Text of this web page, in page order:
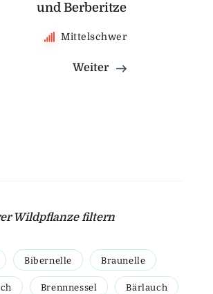
und Berberitze
Mittelschwer
Weiter
Wildpflanze filtern
Bibernelle Braunelle
Brennnessel Bärlauch